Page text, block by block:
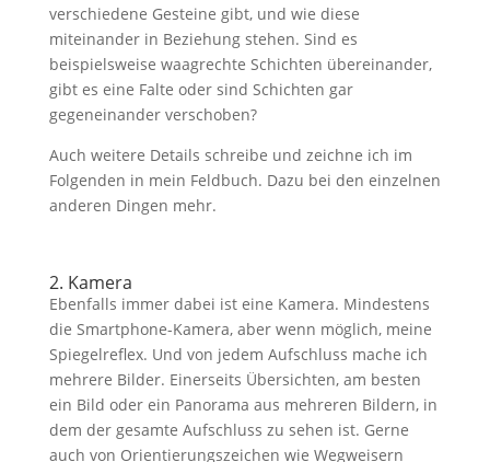
verschiedene Gesteine gibt, und wie diese
miteinander in Beziehung stehen. Sind es
beispielsweise waagrechte Schichten übereinander,
gibt es eine Falte oder sind Schichten gar
gegeneinander verschoben?
Auch weitere Details schreibe und zeichne ich im
Folgenden in mein Feldbuch. Dazu bei den einzelnen
anderen Dingen mehr.
2. Kamera
Ebenfalls immer dabei ist eine Kamera. Mindestens
die Smartphone-Kamera, aber wenn möglich, meine
Spiegelreflex. Und von jedem Aufschluss mache ich
mehrere Bilder. Einerseits Übersichten, am besten
ein Bild oder ein Panorama aus mehreren Bildern, in
dem der gesamte Aufschluss zu sehen ist. Gerne
auch von Orientierungszeichen wie Wegweisern